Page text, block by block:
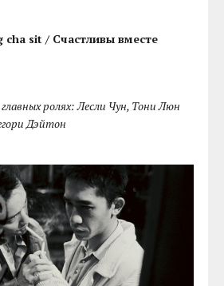
cha sit / Счастливы вместе
ролях: Лесли Чун, Тони Люн
Дэйтон